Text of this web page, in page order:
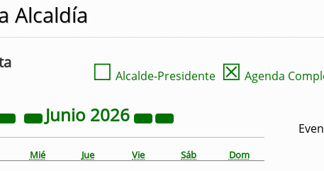
Alcaldía
☐ Alcalde-Presidente ☒ Agenda
Junio 2026
Mié Jue Vie Sáb Dom